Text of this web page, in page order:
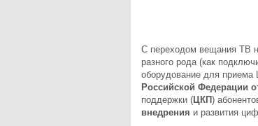
С переходом вещания ТВ
разного рода (как
оборудование для приема
Российской Федерации
поддержки (ЦКП)
внедрения и развития